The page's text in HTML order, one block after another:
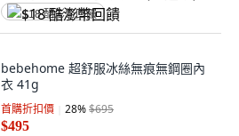
$18 酷澎幣回饋
bebehome 超舒服冰絲無痕無鋼圈內
衣 41g
首購折扣價 28%$695
$495